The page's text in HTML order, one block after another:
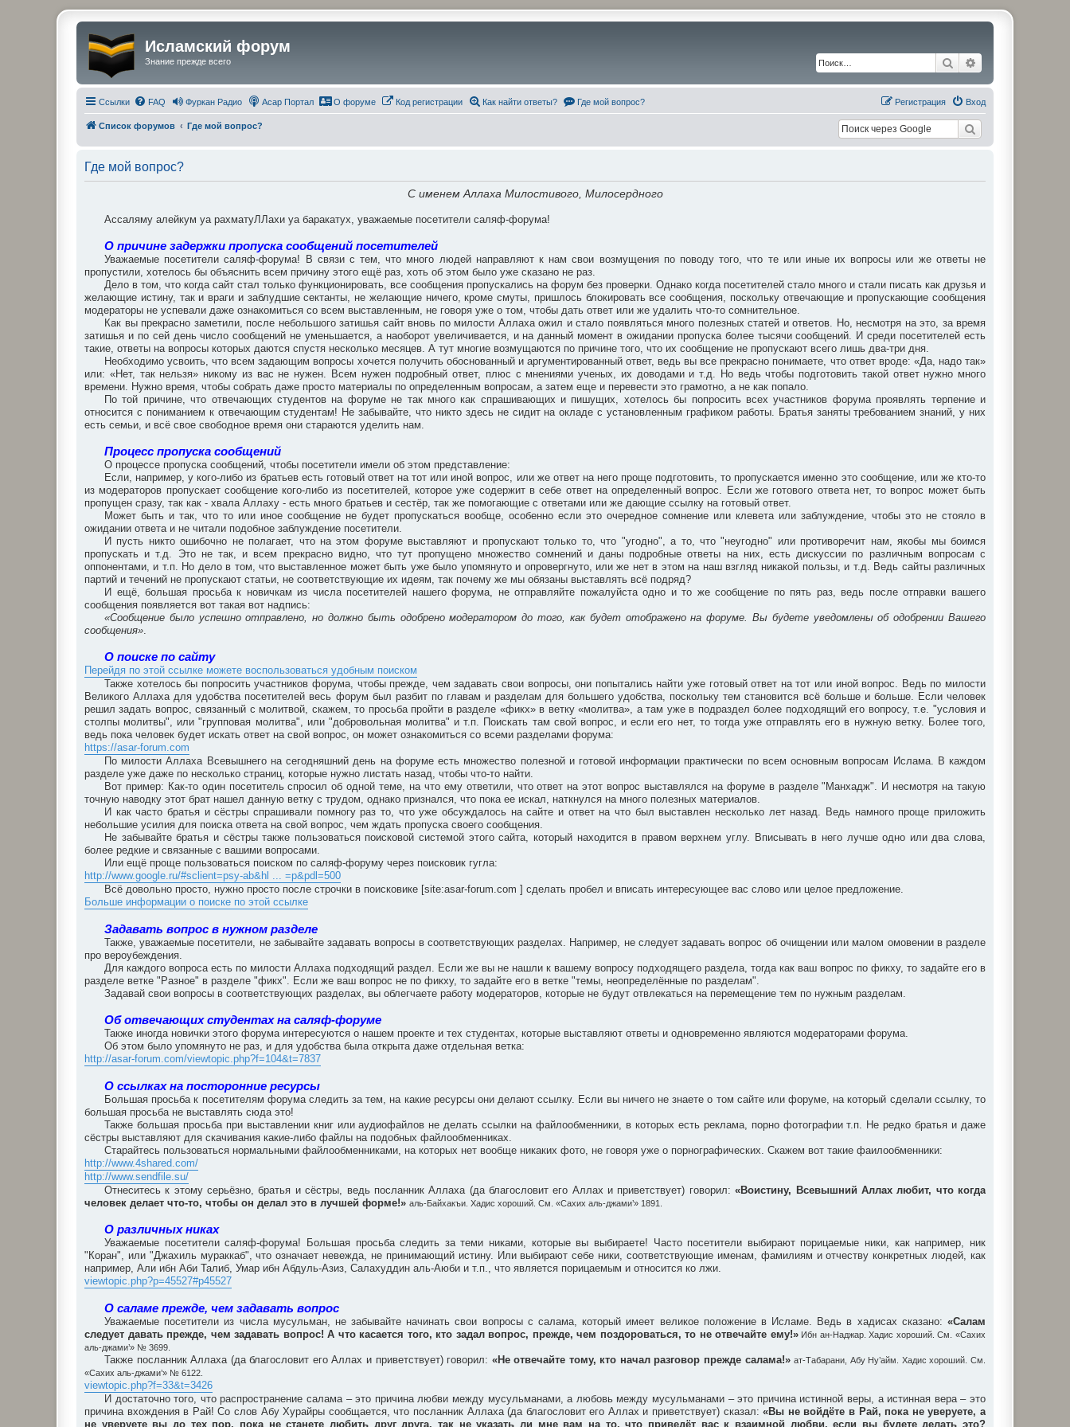
Исламский форум
Знание прежде всего Поиск
Ссылки FAQ Фуркан Радио Асар Портал О форуме Код регистрации Как найти ответы? Где мой вопрос? Вход
Регистрация
Список форумов Где мой вопрос?
Где мой вопрос?
С именем Аллаха Милостивого, Милосердного
Ассаляму алейкум уа рахматуЛЛахи уа баракатух, уважаемые посетители саляф-форума!
О причине задержки пропуска сообщений посетителей
Уважаемые посетители саляф-форума! В связи с тем, что много людей направляют к нам свои возмущения по поводу того, что те или иные их вопросы или же ответы не
пропустили, хотелось бы объяснить всем причину этого ещё раз, хоть об этом было уже сказано не раз.
Дело в том, что когда сайт стал только функционировать, все сообщения пропускались на форум без проверки. Однако когда посетителей стало много и стали писать как друзья и
желающие истину, так и враги и заблудшие сектанты, не желающие ничего, кроме смуты, пришлось блокировать все сообщения, поскольку отвечающие и пропускающие сообщения
модераторы не успевали даже ознакомиться со всем выставленным, не говоря уже о том, чтобы дать ответ или же удалить что-то сомнительное.
Как вы прекрасно заметили, после небольшого затишья сайт вновь по милости Аллаха ожил и стало появляться много полезных статей и ответов. Но, несмотря на это, за время
затишья и по сей день число сообщений не уменьшается, а наоборот увеличивается, и на данный момент в ожидании пропуска более тысячи сообщений. И среди посетителей есть
такие, ответы на вопросы которых даются спустя несколько месяцев. А тут многие возмущаются по причине того, что их сообщение не пропускают всего лишь два-три дня.
Необходимо усвоить, что всем задающим вопросы хочется получить обоснованный и аргументированный ответ, ведь вы все прекрасно понимаете, что ответ вроде: «Да, надо так»
или: «Нет, так нельзя» никому из вас не нужен. Всем нужен подробный ответ, плюс с мнениями ученых, их доводами и т.д. Но ведь чтобы подготовить такой ответ нужно много
времени. Нужно время, чтобы собрать даже просто материалы по определенным вопросам, а затем еще и перевести это грамотно, а не как попало.
По той причине, что отвечающих студентов на форуме не так много как спрашивающих и пишущих, хотелось бы попросить всех участников форума проявлять терпение и
относится с пониманием к отвечающим студентам! Не забывайте, что никто здесь не сидит на окладе с установленным графиком работы. Братья заняты требованием знаний, у них
есть семьи, и всё свое свободное время они стараются уделить нам.
Процесс пропуска сообщений
О процессе пропуска сообщений, чтобы посетители имели об этом представление:
Если, например, у кого-либо из братьев есть готовый ответ на тот или иной вопрос, или же ответ на него проще подготовить, то пропускается именно это сообщение, или же кто-то
из модераторов пропускает сообщение кого-либо из посетителей, которое уже содержит в себе ответ на определенный вопрос. Если же готового ответа нет, то вопрос может быть
пропущен сразу, так как - хвала Аллаху - есть много братьев и сестёр, так же помогающие с ответами или же дающие ссылку на готовый ответ.
Может быть и так, что то или иное сообщение не будет пропускаться вообще, особенно если это очередное сомнение или клевета или заблуждение, чтобы это не стояло в
ожидании ответа и не читали подобное заблуждение посетители.
И пусть никто ошибочно не полагает, что на этом форуме выставляют и пропускают только то, что "угодно", а то, что "неугодно" или противоречит нам, якобы мы боимся
пропускать и т.д. Это не так, и всем прекрасно видно, что тут пропущено множество сомнений и даны подробные ответы на них, есть дискуссии по различным вопросам с
оппонентами, и т.п. Но дело в том, что выставленное может быть уже было упомянуто и опровергнуто, или же нет в этом на наш взгляд никакой пользы, и т.д. Ведь сайты различных
партий и течений не пропускают статьи, не соответствующие их идеям, так почему же мы обязаны выставлять всё подряд?
И ещё, большая просьба к новичкам из числа посетителей нашего форума, не отправляйте пожалуйста одно и то же сообщение по пять раз, ведь после отправки вашего
сообщения появляется вот такая вот надпись:
«Сообщение было успешно отправлено, но должно быть одобрено модератором до того, как будет отображено на форуме. Вы будете уведомлены об одобрении Вашего
сообщения»
О поиске по сайту
Перейдя по этой ссылке можете воспользоваться удобным поиском
Также хотелось бы попросить участников форума, чтобы прежде, чем задавать свои вопросы, они попытались найти уже готовый ответ на тот или иной вопрос. Ведь по милости
Великого Аллаха для удобства посетителей весь форум был разбит по главам и разделам для большего удобства, поскольку тем становится всё больше и больше. Если человек
решил задать вопрос, связанный с молитвой, скажем, то просьба пройти в разделе «фикх» в ветку «молитва», а там уже в подраздел более подходящий его вопросу, т.е. "условия и
столпы молитвы", или "групповая молитва", или "добровольная молитва" и т.п. Поискать там свой вопрос, и если его нет, то тогда уже отправлять его в нужную ветку. Более того,
ведь пока человек будет искать ответ на свой вопрос, он может ознакомиться со всеми разделами форума:
https://asar-forum.com
По милости Аллаха Всевышнего на сегодняшний день на форуме есть множество полезной и готовой информации практически по всем основным вопросам Ислама. В каждом
разделе уже даже по несколько страниц, которые нужно листать назад, чтобы что-то найти.
Вот пример: Как-то один посетитель спросил об одной теме, на что ему ответили, что ответ на этот вопрос выставлялся на форуме в разделе "Манхадж". И несмотря на такую
точную наводку этот брат нашел данную ветку с трудом, однако признался, что пока ее искал, наткнулся на много полезных материалов.
И как часто братья и сёстры спрашивали помногу раз то, что уже обсуждалось на сайте и ответ на что был выставлен несколько лет назад. Ведь намного проще приложить
небольшие усилия для поиска ответа на свой вопрос, чем ждать пропуска своего сообщения.
Не забывайте братья и сёстры также пользоваться поисковой системой этого сайта, который находится в правом верхнем углу. Вписывать в него лучше одно или два слова,
более редкие и связанные с вашими вопросами.
Или ещё проще пользоваться поиском по саляф-форуму через поисковик гугла:
http://www.google.ru/#sclient=psy-ab&hl ... =p&pdl=500
Всё довольно просто, нужно просто после строчки в поисковике [site:asar-forum.com ] сделать пробел и вписать интересующее вас слово или целое предложение.
Больше информации о поиске по этой ссылке
Задавать вопрос в нужном разделе
Также, уважаемые посетители, не забывайте задавать вопросы в соответствующих разделах. Например, не следует задавать вопрос об очищении или малом омовении в разделе
про вероубеждения.
Для каждого вопроса есть по милости Аллаха подходящий раздел. Если же вы не нашли к вашему вопросу подходящего раздела, тогда как ваш вопрос по фикху, то задайте его в
разделе ветке "Разное" в разделе "фикх". Если же ваш вопрос не по фикху, то задайте его в ветке "темы, неопределённые по разделам".
Задавай свои вопросы в соответствующих разделах, вы облегчаете работу модераторов, которые не будут отвлекаться на перемещение тем по нужным разделам.
Об отвечающих студентах на саляф-форуме
Также иногда новички этого форума интересуются о нашем проекте и тех студентах, которые выставляют ответы и одновременно являются модераторами форума.
Об этом было упомянуто не раз, и для удобства была открыта даже отдельная ветка:
http://asar-forum.com/viewtopic.php?f=104&t=7837
О ссылках на посторонние ресурсы
Большая просьба к посетителям форума следить за тем, на какие ресурсы они делают ссылку. Если вы ничего не знаете о том сайте или форуме, на который сделали ссылку, то
большая просьба не выставлять сюда это!
Также большая просьба при выставлении книг или аудиофайлов не делать ссылки на файлообменники, в которых есть реклама, порно фотографии т.п. Не редко братья и даже
сёстры выставляют для скачивания какие-либо файлы на подобных файлообменниках.
Старайтесь пользоваться нормальными файлообменниками, на которых нет вообще никаких фото, не говоря уже о порнографических. Скажем вот такие фаилообменники:
http://www.4shared.com/
http://www.sendfile.su/
Отнеситесь к этому серьёзно, братья и сёстры, ведь посланник Аллаха (да благословит его Аллах и приветствует) говорил:«Воистину, Всевышний Аллах любит, что когда
человек делает что-то, чтобы он делал это в лучшей форме!» аль-Байхакъи. Хадис хороший. См. «Сахих аль-джами’» 1891.
О различных никах
Уважаемые посетители саляф-форума! Большая просьба следить за теми никами, которые вы выбираете! Часто посетители выбирают порицаемые ники, как например, ник
"Коран", или "Джахиль мураккаб", что означает невежда, не принимающий истину. Или выбирают себе ники, соответствующие именам, фамилиям и отчеству конкретных людей, как
например, Али ибн Аби Талиб, Умар ибн Абдуль-Азиз, Салахуддин аль-Аюби и т.п., что является порицаемым и относится ко лжи.
viewtopic.php?p=45527#p45527
О саламе прежде, чем задавать вопрос
Уважаемые посетители из числа мусульман, не забывайте начинать свои вопросы с салама, который имеет великое положение в Исламе. Ведь в хадисах сказано: «Салам
следует давать прежде, чем задавать вопрос! А что касается того, кто задал вопрос, прежде, чем поздороваться, то не отвечайте ему!»Ибн ан-Наджар. Хадис хороший. См. «Сахих
аль-джами’» № 3699.
Также посланник Аллаха (да благословит его Аллах и приветствует) говорил: «Не отвечайте тому, кто начал разговор прежде салама!» ат-Табарани, Абу Ну’айм. Хадис хороший. См.
«Сахих аль-джами’» № 6122.
viewtopic.php?f=33&t=3426
И достаточно того, что распространение салама – это причина любви между мусульманами, а любовь между мусульманами – это причина истинной веры, а истинная вера – это
причина вхождения в Рай! Со слов Абу Хурайры сообщается, что посланник Аллаха (да благословит его Аллах и приветствует) сказал:«Вы не войдёте в Рай, пока не уверуете, а
не уверуете вы до тех пор, пока не станете любить друг друга, так не указать ли мне вам на то, что приведёт вас к взаимной любви, если вы будете делать это?